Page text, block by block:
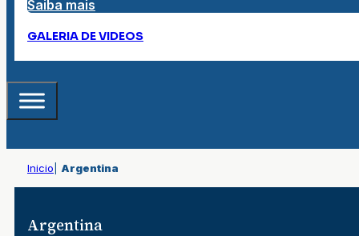
Saiba mais
GALERIA DE VIDEOS
Inicio Argentina
Argentina